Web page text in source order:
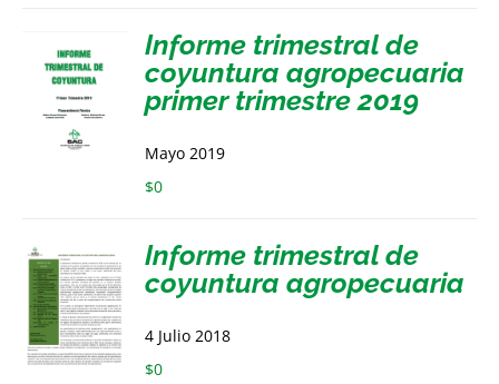
Informe trimestral de
coyuntura agropecuaria
primer trimestre 2019
Mayo 2019
$0
Informe trimestral de
coyuntura agropecuaria
4 Julio 2018
$0